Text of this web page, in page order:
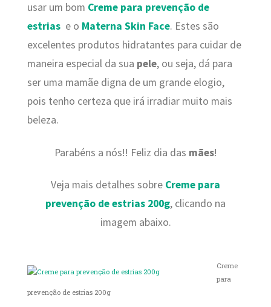
usar um bom Creme para prevenção de
estriase o Materna Skin Face. Estes são
excelentes produtos hidratantes para cuidar de
maneira especial da sua pele, ou seja, dá para
ser uma mamãe digna de um grande elogio,
pois tenho certeza que irá irradiar muito mais
beleza.
Parabéns a nós!! Feliz dia das mães!
Veja mais detalhes sobre Creme para
prevenção de estrias 200g, clicando na
imagem abaixo.
Creme
para
prevenção de estrias 200g